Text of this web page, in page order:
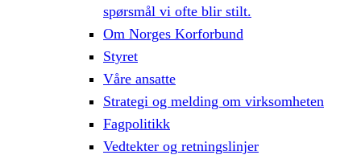
spørsmål vi ofte blir stilt.
Om Norges Korforbund
Styret
Våre ansatte
Strategi og melding om virksomheten
Fagpolitikk
Vedtekter og retningslinjer